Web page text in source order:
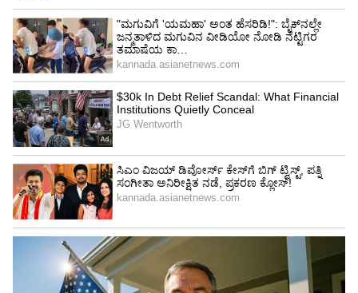
ಪಡೆಯುವ ಆಯ್ಕೆಯನ್ನು ನೀಡಲಾಗುತ್ತದೆ. ಆದರೆ ಐಒಎಸ್
(iOS), ವೆಬ್ ಮತ್ತು ಲಿವಿಂಗ್ ರೂಮ್ (Smart TV)
ಬಳಕೆದಾರರನ್ನು ನೇರವಾಗಿ ಪ್ರೈಮ್ ವಿಡಿಯೋ ಆಪ್‌ಗೆ
ವರ್ಗಾಯಿಸಲು ನಿರ್ಧರಿಸಲಾಗಿದೆ.